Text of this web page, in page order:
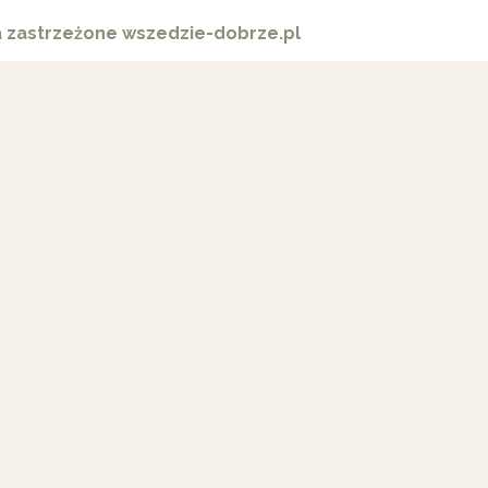
zastrzeżone wszedzie-dobrze.pl